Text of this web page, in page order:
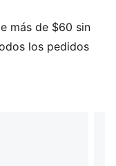
momento con el
50 % de
más de $60 sin
los pedidos